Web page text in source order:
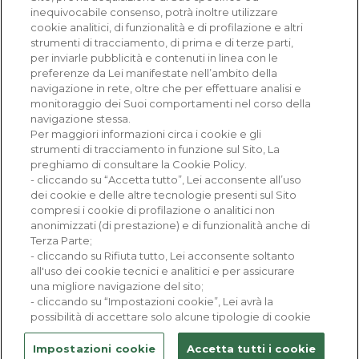
Ricerca e Innovazione
Corsi e professioni
Prove di ammissione
Vita da studente e Campus
© 2020 Università Vita-Salute San Raffaele
inequivocabile consenso, potrà inoltre utilizzare
cookie analitici, di funzionalità e di profilazione e altri
strumenti di tracciamento, di prima e di terze parti,
per inviarle pubblicità e contenuti in linea con le
preferenze da Lei manifestate nell’ambito della
navigazione in rete, oltre che per effettuare analisi e
monitoraggio dei Suoi comportamenti nel corso della
navigazione stessa.
Per maggiori informazioni circa i cookie e gli
strumenti di tracciamento in funzione sul Sito, La
preghiamo di consultare la Cookie Policy.
- cliccando su “Accetta tutto”, Lei acconsente all’uso
dei cookie e delle altre tecnologie presenti sul Sito
compresi i cookie di profilazione o analitici non
anonimizzati (di prestazione) e di funzionalità anche di
Terza Parte;
- cliccando su Rifiuta tutto, Lei acconsente soltanto
all'uso dei cookie tecnici e analitici e per assicurare
una migliore navigazione del sito;
- cliccando su “Impostazioni cookie”, Lei avrà la
possibilità di accettare solo alcune tipologie di cookie
Impostazioni cookie Accetta tutti i cookie